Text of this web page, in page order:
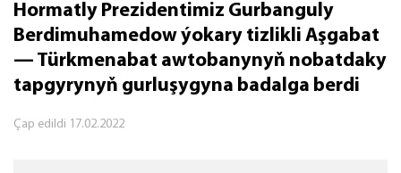
Hormatly Prezidentimiz Gurbanguly
Berdimuhamedow ýokary tizlikli Aşgabat
— Türkmenabat awtobanynyň nobatdaky
tapgyrynyň gurluşygyna badalga berdi
Çap edildi 17.02.2022